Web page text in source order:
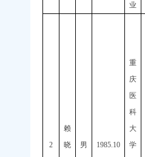
业
2
赖
晓
男 1985.10
重
庆
医
科
大
学